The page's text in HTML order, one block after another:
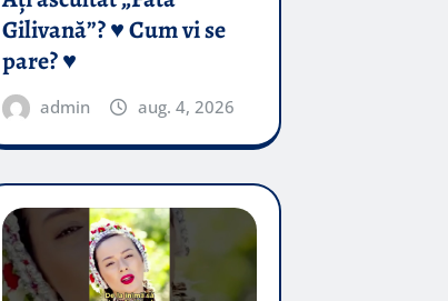
Gilivană”? ♥️ Cum vi se
pare? ♥️
admin aug. 4, 2026